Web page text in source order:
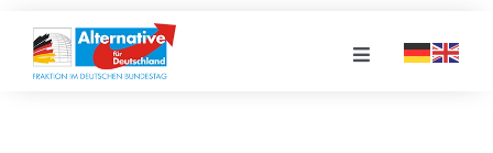
Inhalt
springen
Toggle